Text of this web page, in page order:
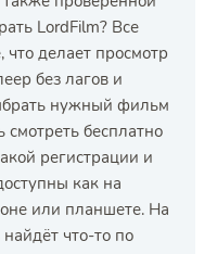
LordFilm? Все
делает просмотр
без лагов и
нужный фильм
бесплатно
регистрации и
как на
или планшете. На
что-то по